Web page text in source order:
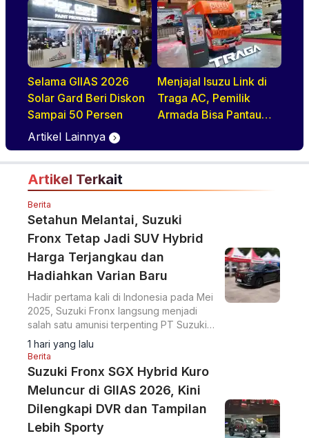
Selama GIIAS 2026
Solar Gard Beri Diskon
Sampai 50 Persen
Menjajal Isuzu Link di
Traga AC, Pemilik
Armada Bisa Pantau
Realtime
Artikel Lainnya
Artikel Terkait
Berita
Setahun Melantai, Suzuki
Fronx Tetap Jadi SUV Hybrid
Harga Terjangkau dan
Hadiahkan Varian Baru
Hadir pertama kali di Indonesia pada Mei
2025, Suzuki Fronx langsung menjadi
salah satu amunisi terpenting PT Suzuki
Indomobil Sales (SIS) di segmen SUV
kompak.
1 hari yang lalu
Berita
Suzuki Fronx SGX Hybrid Kuro
Meluncur di GIIAS 2026, Kini
Dilengkapi DVR dan Tampilan
Lebih Sporty